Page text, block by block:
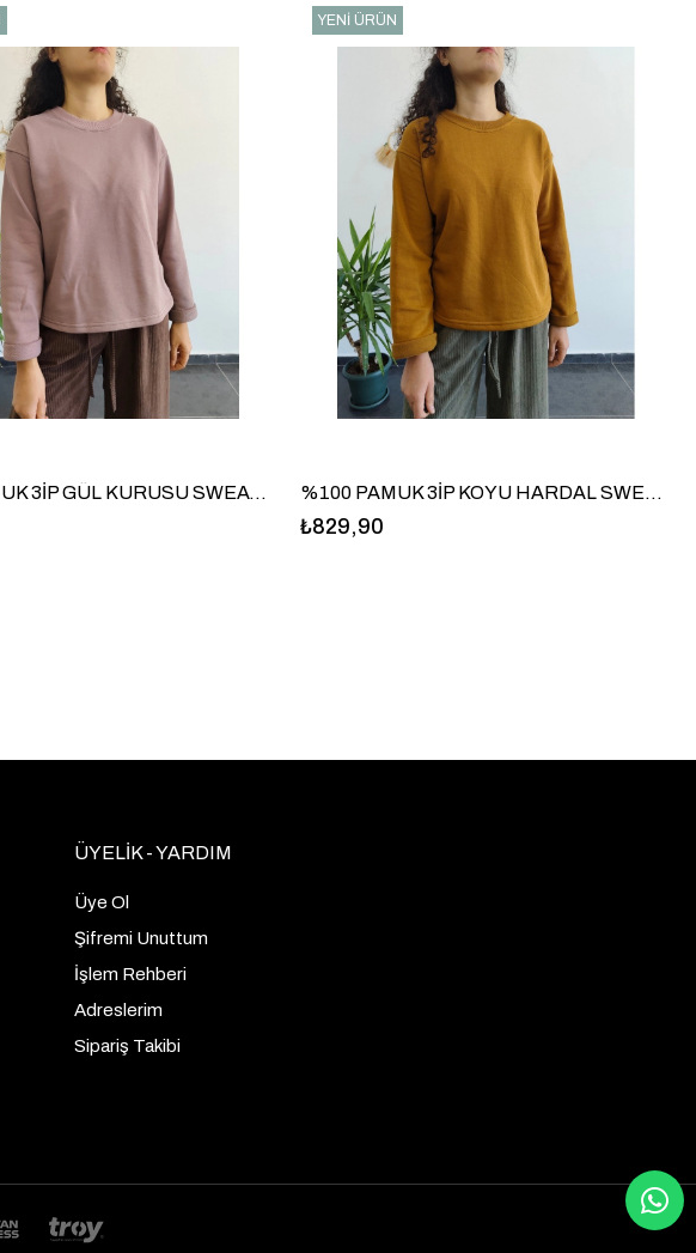
%100 PAMUK 3İP GÜL KURUSU SWEATSHİRT %100 PAMUK 3İP KOYU HARDAL SWEATSHİRT
₺829,90
YENI ÜRÜN
ÜYELİK - YARDIM
Üye Ol
Şifremi Unuttum
İşlem Rehberi
Adreslerim
Sipariş Takibi